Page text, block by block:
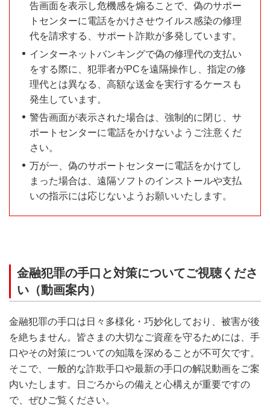
告画面を表示し危機感を煽ることで、偽のサポー
トセンターに電話をかけさせウイルス感染の修理
代を請求する、サポート詐欺が多発しています。
インターネットバンキングで偽の修理代の支払い
をする際に、犯罪者がPCを遠隔操作し、指定の修
理代とは異なる、高額な送金を実行するケースも
発生しています。
警告画面が表示された場合は、強制的に閉じ、サ
ポートセンターに電話をかけないようご注意くだ
さい。
万が一、偽のサポートセンターに電話をかけてし
まった場合は、遠隔ソフトのインストールや支払
いの指示には応じないようお願いいたします。
金融犯罪の手口と対策についてご視聴くださ
い（動画案内）
金融犯罪の手口は日々多様化・巧妙化しており、被害が後
を絶ちません。皆さまの大切なご資産を守るためには、手
口やその対策についての知識を深めることが不可欠です。
そこで、一般的な詐欺手口や最新の手口の解説動画をご案
内いたします。日ごろからの備えと心構えが重要ですの
で、ぜひご覧ください。